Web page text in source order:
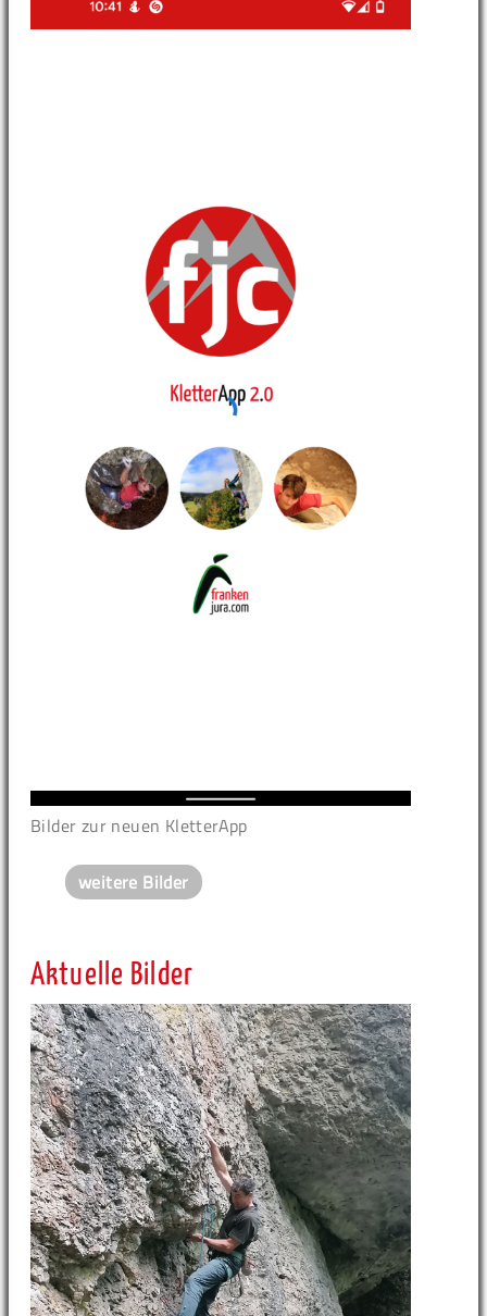
Bilder zur neuen KletterApp
weitere Bilder
Aktuelle Bilder